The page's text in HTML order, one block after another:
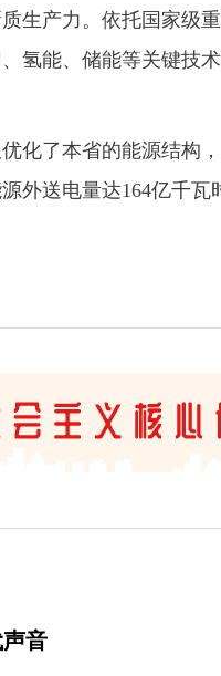
产力。依托国家级重
氢能、储能等关键技
了本省的能源结构
外送电量达164亿千瓦
音